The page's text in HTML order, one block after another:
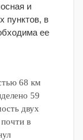
и
пунктов, в
ее
68 км
59
двух
в